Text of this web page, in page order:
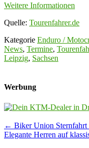
Weitere Informationen
Quelle: Tourenfahrer.de
Kategorie Enduro /
News, Termine,
Leipzig, Sachsen
Werbung
Post
navigation
← Biker Union Sternfahrt
Elegante Herren auf